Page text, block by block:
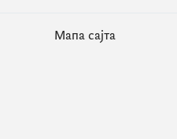
Мапа сајта